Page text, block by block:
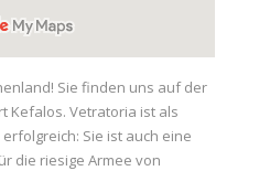
Russia
Vietnam
Sie finden uns auf der
Kefalos. Vetratoria ist als
Sie ist auch eine
die riesige Armee von